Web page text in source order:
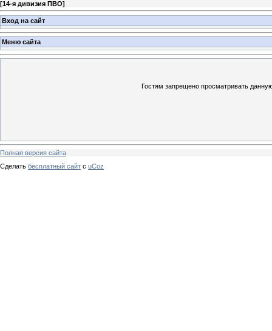
[14-я дивизия ПВО]
Вход на сайт
Меню сайта
Гостям запрещено просматривать
Полная версия сайта
Сделать бесплатный сайт с uCoz